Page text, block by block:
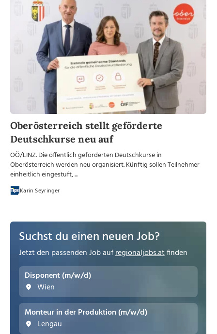
Oberösterreich stellt geförderte
Deutschkurse neu auf
OÖ/LINZ. Die öffentlich geförderten Deutschkurse in
Oberösterreich werden neu organisiert. Künftig sollen Teilnehmer
einheitlich eingestuft, ...
Karin Seyringer
Suchst du einen neuen Job?
Jetzt den passenden Job aufregionaljobs.atfinden
Disponent (m/w/d)
Wien
Monteur in der Produktion (m/w/d)
Lengau